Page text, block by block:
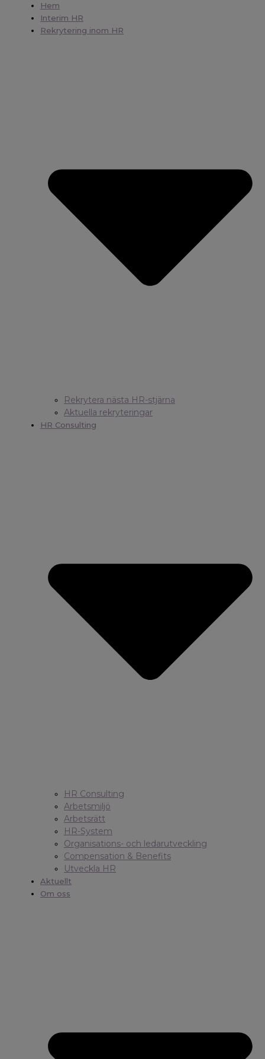
Hem
Interim HR
Rekrytering inom HR
Rekrytera nästa HR-stjärna
Aktuella rekryteringar
HR Consulting
HR Consulting
Arbetsmiljö
Arbetsrätt
HR-System
Organisations- och ledarutveckling
Compensation & Benefits
Utveckla HR
Aktuellt
Om oss